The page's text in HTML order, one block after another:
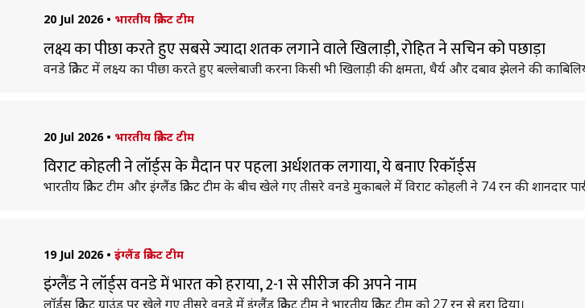
20 Jul 2026 • भारतीय क्रिकेट टीम
लक्ष्य का पीछा करते हुए सबसे ज्यादा शतक लगाने वाले खिलाड़ी, रोहित ने सचिन को पछाड़ा
वनडे क्रिकेट में लक्ष्य का पीछा करते हुए बल्लेबाजी करना किसी भी खिलाड़ी की क्षमता, धैर्य और दबाव झेलने की
20 Jul 2026 • भारतीय क्रिकेट टीम
विराट कोहली ने लॉर्ड्स के मैदान पर पहला अर्धशतक लगाया, ये बनाए रिकॉर्ड्स
भारतीय क्रिकेट टीम और इंग्लैंड क्रिकेट टीम के बीच खेले गए तीसरे वनडे मुकाबले में विराट कोहली ने 74 रन की शानदार
19 Jul 2026 • इंग्लैंड क्रिकेट टीम
इंग्लैंड ने लॉर्ड्स वनडे में भारत को हराया, 2-1 से सीरीज की अपने नाम
लॉर्ड्स क्रिकेट ग्राउंड पर खेले गए तीसरे वनडे में इंग्लैंड क्रिकेट टीम ने भारतीय क्रिकेट टीम को 27 रन से हरा दिया।